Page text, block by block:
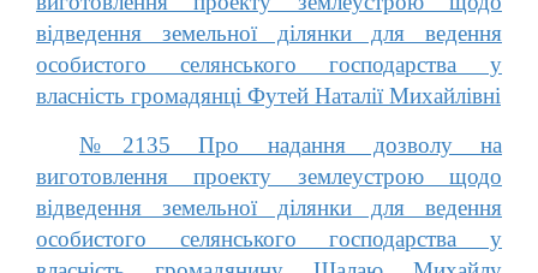
відведення земельної ділянки для ведення
особистого селянського господарства у
власність громадянці Футей Наталії Михайлівні
№2135 Про надання дозволу на
виготовлення проекту землеустрою щодо
відведення земельної ділянки для ведення
особистого селянського господарства у